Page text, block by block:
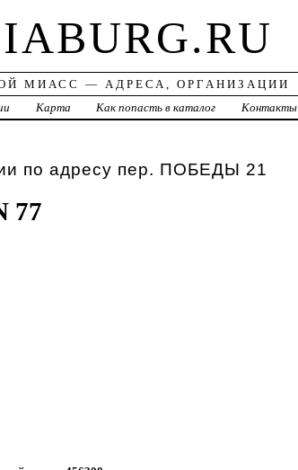
МИАСС — АДРЕСА, ОРГАНИЗАЦИИ
Карта Как попасть в каталог Контакты
по адресу пер. ПОБЕДЫ 21
77